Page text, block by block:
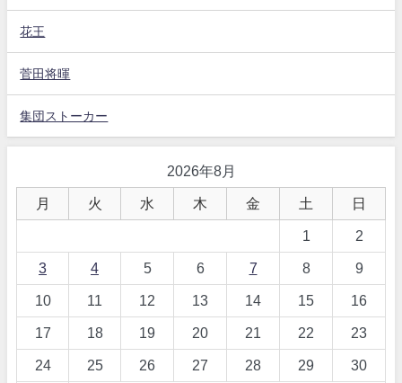
花王
菅田将暉
集団ストーカー
2026年8月
月 火 水 木 金 土 日
1 2
3 4 5 6 7 8 9
10 11 12 13 14 15 16
17 18 19 20 21 22 23
24 25 26 27 28 29 30